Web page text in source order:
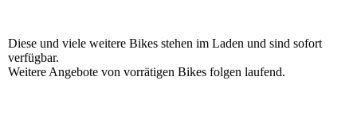
Diese und viele weitere Bikes stehen im Laden und sind sofort
verfügbar.
Weitere Angebote von vorrätigen Bikes folgen laufend.